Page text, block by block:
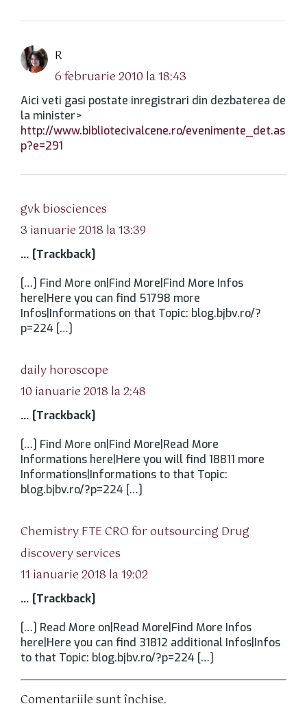
R
6 februarie 2010 la 18:43
Aici veti gasi postate inregistrari din dezbaterea de
la minister>
http://www.bibliotecivalcene.ro/evenimente_det.as
p?e=291
gvk biosciences
3 ianuarie 2018 la 13:39
… [Trackback]
[…] Find More on|Find More|Find More Infos
here|Here you can find 51798 more
Infos|Informations on that Topic: blog.bjbv.ro/?
p=224 […]
daily horoscope
10 ianuarie 2018 la 2:48
… [Trackback]
[…] Find More on|Find More|Read More
Informations here|Here you will find 18811 more
Informations|Informations to that Topic:
blog.bjbv.ro/?p=224 […]
Chemistry FTE CRO for outsourcing Drug
discovery services
11 ianuarie 2018 la 19:02
… [Trackback]
[…] Read More on|Read More|Find More Infos
here|Here you can find 31812 additional Infos|Infos
to that Topic: blog.bjbv.ro/?p=224 […]
Comentariile sunt închise.